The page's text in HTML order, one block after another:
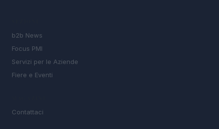
b2b News
Focus PMI
Servizi per le Aziende
Fiere e Eventi
Contattaci